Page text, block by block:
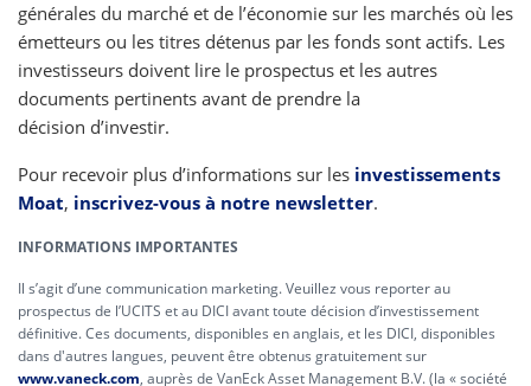
générales du marché et de l’économie sur les marchés où les
émetteurs ou les titres détenus par les fonds sont actifs. Les
investisseurs doivent lire le prospectus et les autres
documents pertinents avant de prendre la
décision d’investir.
Pour recevoir plus d’informations sur les investissements
Moat, inscrivez-vous à notre newsletter.
INFORMATIONS IMPORTANTES
Il s’agit d’une communication marketing. Veuillez vous reporter au
prospectus de l’UCITS et au DICI avant toute décision d’investissement
définitive. Ces documents, disponibles en anglais, et les DICI, disponibles
dans d'autres langues, peuvent être obtenus gratuitement sur
www.vaneck.com, auprès de VanEck Asset Management B.V. (la « société